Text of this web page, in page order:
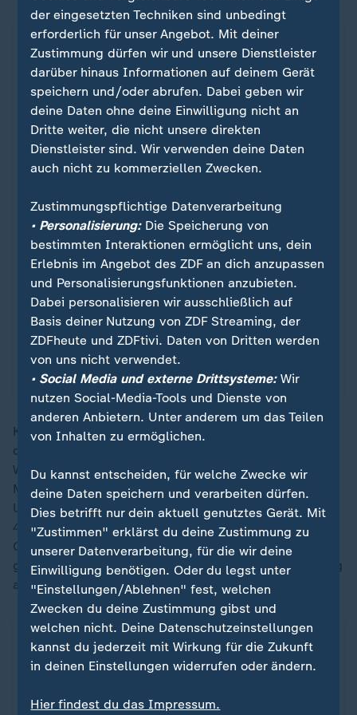
3:3 im ersten Spiel des Jahres
Frankfurt und BVB liefern furiosen
Bundesliga-Neustart
Torreigen zum Neustart der Fußball-Bundesliga:
Beim 3:3 liefern Eintracht Frankfurt und Borussia
Dortmund ein Spektakel mit zwei späten Toren.
mit Video1:34
Kurz vor dem Ende der ersten Halbzeit war Flekken
dann bei Lewelings ansatzlosem und trockenem
Weitschuss erneut machtlos. Zwischenzeitlich hatte
Mittelstädt vom Punkt aus bereits auf 2:0 erhöht. Als
Undav in der Nachspielzeit der ersten Halbzeit gar auf
4:0 erhöhte, gab es bei den mitgereisten VfB-Fans im
Gästeblock kein Halten mehr. "Einer geht noch, einer
geht noch rein" und "Bayer 04" höhnte der VfB-Anhang
angesichts des unerwarteten Halbzeitstandes.
der eingesetzten Techniken sind unbedingt
erforderlich für unser Angebot. Mit deiner
Zustimmung dürfen wir und unsere Dienstleister
darüber hinaus Informationen auf deinem Gerät
speichern und/oder abrufen. Dabei geben wir
deine Daten ohne deine Einwilligung nicht an
Dritte weiter, die nicht unsere direkten
Dienstleister sind. Wir verwenden deine Daten
auch nicht zu kommerziellen Zwecken.
Zustimmungspflichtige Datenverarbeitung
• Personalisierung:Die Speicherung von
bestimmten Interaktionen ermöglicht uns, dein
Erlebnis im Angebot des ZDF an dich anzupassen
und Personalisierungsfunktionen anzubieten.
Dabei personalisieren wir ausschließlich auf
Basis deiner Nutzung von ZDF Streaming, der
ZDFheute und ZDFtivi. Daten von Dritten werden
von uns nicht verwendet.
• Social Media und externe Drittsysteme:Wir
nutzen Social-Media-Tools und Dienste von
anderen Anbietern. Unter anderem um das Teilen
von Inhalten zu ermöglichen.
Du kannst entscheiden, für welche Zwecke wir
deine Daten speichern und verarbeiten dürfen.
Dies betrifft nur dein aktuell genutztes Gerät. Mit
"Zustimmen" erklärst du deine Zustimmung zu
unserer Datenverarbeitung, für die wir deine
Einwilligung benötigen. Oder du legst unter
"Einstellungen/Ablehnen" fest, welchen
Zwecken du deine Zustimmung gibst und
welchen nicht. Deine Datenschutzeinstellungen
kannst du jederzeit mit Wirkung für die Zukunft
in deinen Einstellungen widerrufen oder ändern.
Hier findest du das Impressum.